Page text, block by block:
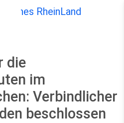
die
im
Verbindlicher
beschlossen